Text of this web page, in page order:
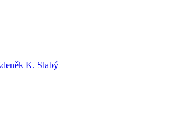
K. Slabý